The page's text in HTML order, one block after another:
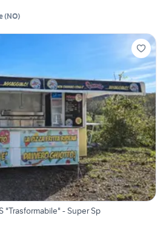
(NO)
"Trasformabile" - Super Sp